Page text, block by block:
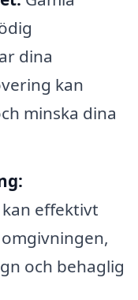
dina
kan
minska dina
effektivt
och behaglig